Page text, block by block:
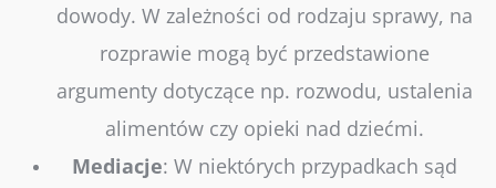
dowody. W zależności od rodzaju sprawy, na
rozprawie mogą być przedstawione
argumenty dotyczące np. rozwodu, ustalenia
alimentów czy opieki nad dziećmi.
Mediacje: W niektórych przypadkach sąd